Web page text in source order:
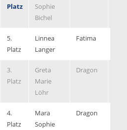
Platz
Sophie
Bichel
5.
Platz
Linnea
Langer
Fatima
3.
Platz
Greta
Marie
Löhr
Dragon
4.
Platz
Mara
Sophie
Dragon